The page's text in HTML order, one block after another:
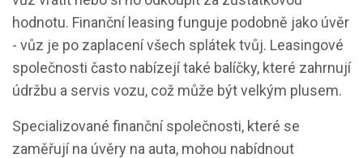
hodnotu. Finanční leasing funguje podobně jako úvěr
- vůz je po zaplacení všech splátek tvůj. Leasingové
společnosti často nabízejí také balíčky, které zahrnují
údržbu a servis vozu, což může být velkým plusem.
Specializované finanční společnosti, které se
zaměřují na úvěry na auta, mohou nabídnout